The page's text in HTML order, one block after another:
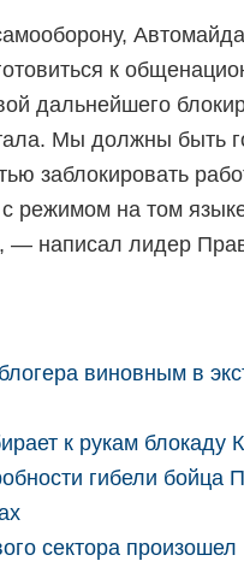
к
дальнейшего
Мы должны быть
заблокировать
режимом на том
написал лидер
виновным в
к рукам блокаду
гибели бойца
сектора произошел